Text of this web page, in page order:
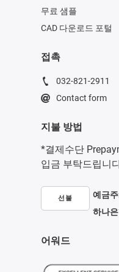
무료 샘플
CAD 다운로드 포털
접촉
032-821-2911
Contact form
지불 방법
*결제수단
입금 부탁드립니
선불 예금
하나
어워드